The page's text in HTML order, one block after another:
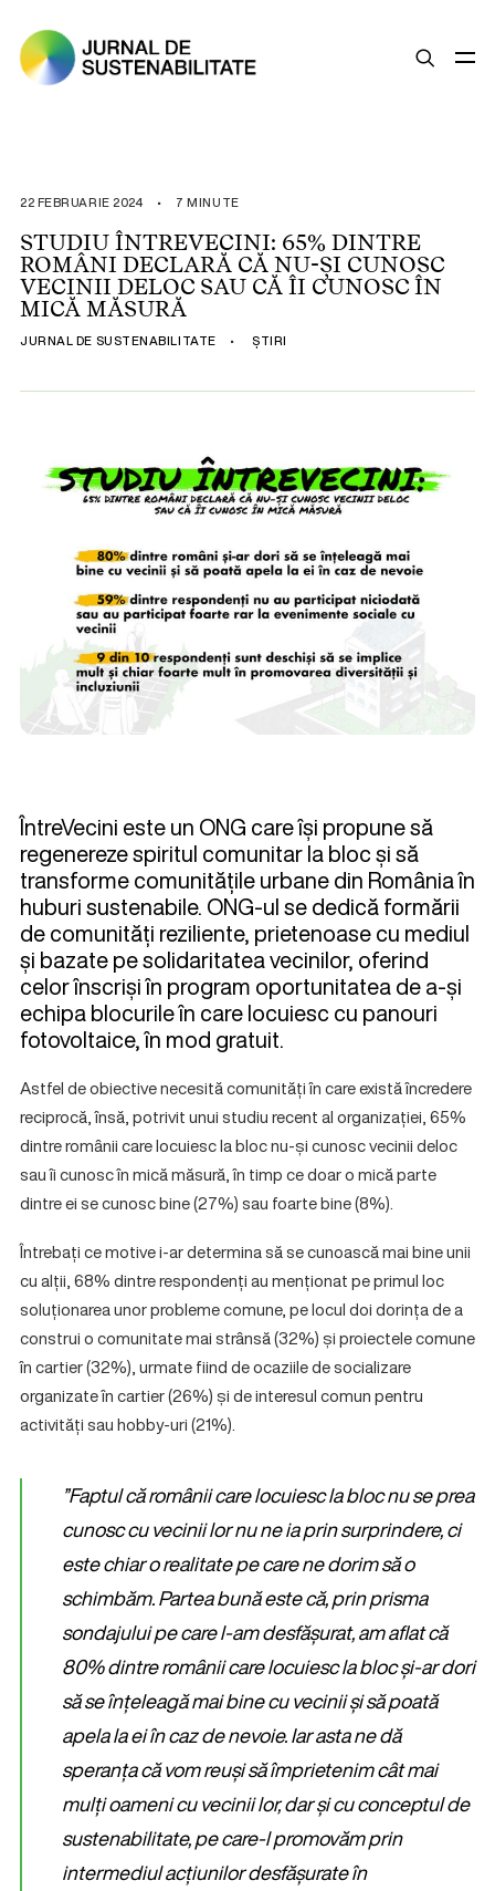
ȘTIRI
OPINII
ESG
LEGISLAȚIE
BUNE PRACTICI
22 FEBRUARIE 2024 • 7 MINUTE
STUDIU ÎNTREVECINI: 65% DINTRE
ROMÂNI DECLARĂ CĂ NU-ȘI CUNOSC
VECINII DELOC SAU CĂ ÎI CUNOSC ÎN
MICĂ MĂSURĂ
JURNAL DE SUSTENABILITATE • ȘTIRI
ÎntreVecini este un ONG care își propune să
regenereze spiritul comunitar la bloc și să
transforme comunitățile urbane din România în
huburi sustenabile. ONG-ul se dedică formării
de comunități reziliente, prietenoase cu mediul
și bazate pe solidaritatea vecinilor, oferind
celor înscriși în program oportunitatea de a-și
echipa blocurile în care locuiesc cu panouri
fotovoltaice, în mod gratuit.
Astfel de obiective necesită comunități în care există încredere
reciprocă, însă, potrivit unui studiu recent al organizației, 65%
dintre românii care locuiesc la bloc nu-și cunosc vecinii deloc
sau îi cunosc în mică măsură, în timp ce doar o mică parte
dintre ei se cunosc bine (27%) sau foarte bine (8%).
Întrebați ce motive i-ar determina să se cunoască mai bine unii
cu alții, 68% dintre respondenți au menționat pe primul loc
soluționarea unor probleme comune, pe locul doi dorința de a
construi o comunitate mai strânsă (32%) și proiectele comune
în cartier (32%), urmate fiind de ocaziile de socializare
organizate în cartier (26%) și de interesul comun pentru
activități sau hobby-uri (21%).
”Faptul că românii care locuiesc la bloc nu se prea
cunosc cu vecinii lor nu ne ia prin surprindere, ci
este chiar o realitate pe care ne dorim să o
schimbăm. Partea bună este că, prin prisma
sondajului pe care l-am desfășurat, am aflat că
80% dintre românii care locuiesc la bloc și-ar dori
să se înțeleagă mai bine cu vecinii și să poată
apela la ei în caz de nevoie. Iar asta ne dă
speranța că vom reuși să împrietenim cât mai
mulți oameni cu vecinii lor, dar și cu conceptul de
sustenabilitate, pe care-l promovăm prin
intermediul acțiunilor desfășurate în